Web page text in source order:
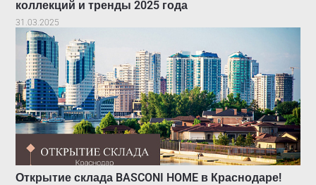
коллекций и тренды 2025 года
31.03.2025
Открытие склада BASCONI HOME в Краснодаре!